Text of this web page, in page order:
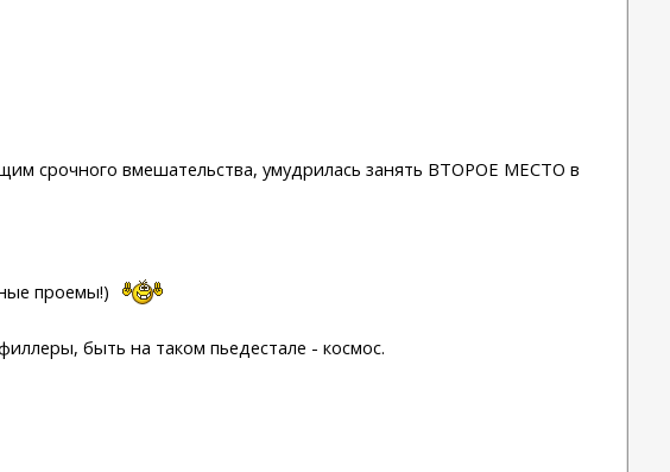
срочного вмешательства, умудрилась занять ВТОРОЕ МЕСТО в
проемы!)
быть на таком пьедестале - космос.